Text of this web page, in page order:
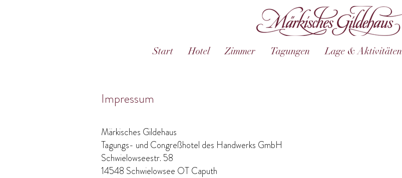
Start Hotel Zimmer Tagungen Lage & Aktivitäten
Impressum
Märkisches Gildehaus
Tagungs- und Congreßhotel des Handwerks GmbH
Schwielowseestr. 58
14548 Schwielowsee OT Caputh